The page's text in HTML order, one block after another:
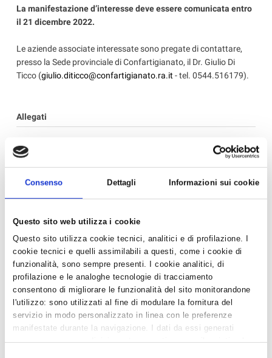
Consenso Dettagli Informazioni sui cookie
Questo sito web utilizza i cookie
Questo sito utilizza cookie tecnici, analitici e di profilazione. I
cookie tecnici e quelli assimilabili a questi, come i cookie di
funzionalità, sono sempre presenti. I cookie analitici, di
profilazione e le analoghe tecnologie di tracciamento
consentono di migliorare le funzionalità del sito monitorandone
l'utilizzo: sono utilizzati al fine di modulare la fornitura del
servizio in modo personalizzato in linea con le preferenze
manifestate durante la navigazione. I dati da essi generati
possono essere condivisi con terze parti e sono rilasciati solo
La manifestazione d’interesse deve essere comunicata entro
il 21 dicembre 2022.
Le aziende associate interessate sono pregate di contattare,
presso la Sede provinciale di Confartigianato, il Dr. Giulio Di
Ticco (giulio.diticco@confartigianato.ra.it - tel. 0544.516179).
Allegati
RFW_SalesBrochure2023-2022_12_05_14_24.pdf
- AZIENDEPIÙ 3/2026 (FASCICOLO NR. 128) -
GIUGNO/LUGLIO/AGOSTO 2026 IN ...
- CONFARTIGIANATO IMPRESE RAVENNA E WELFARE
GROUP INSIEME PER UN BENESSE...
- CAAF CONFARTIGIANATO: ASSISTENZA QUALIFICATA
E SERVIZI DI QUALITÀ PER...
- DA CONFARTIGIANATO, SE HAI MENO DI 25 ANNI, LA
DICHIARAZIONE DEI REDDI...